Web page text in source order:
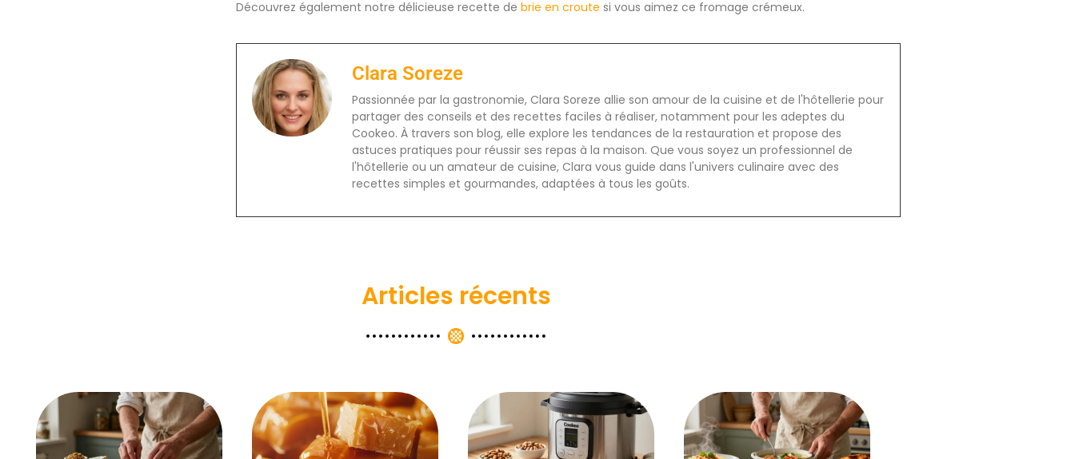
Découvrez également notre délicieuse recette de brie en croute si vous aimez ce fromage crémeux.
Clara Soreze
Passionnée par la gastronomie, Clara Soreze allie son amour de la cuisine et de l'hôtellerie pour
partager des conseils et des recettes faciles à réaliser, notamment pour les adeptes du
Cookeo. À travers son blog, elle explore les tendances de la restauration et propose des
astuces pratiques pour réussir ses repas à la maison. Que vous soyez un professionnel de
l'hôtellerie ou un amateur de cuisine, Clara vous guide dans l'univers culinaire avec des
recettes simples et gourmandes, adaptées à tous les goûts.
Articles récents